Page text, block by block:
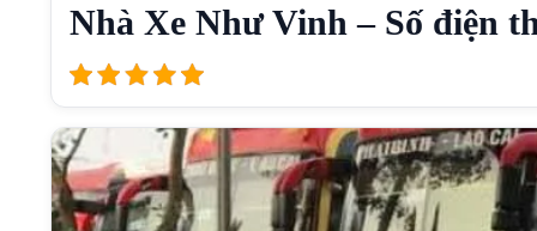
Nhà Xe Như Vinh – Số điện